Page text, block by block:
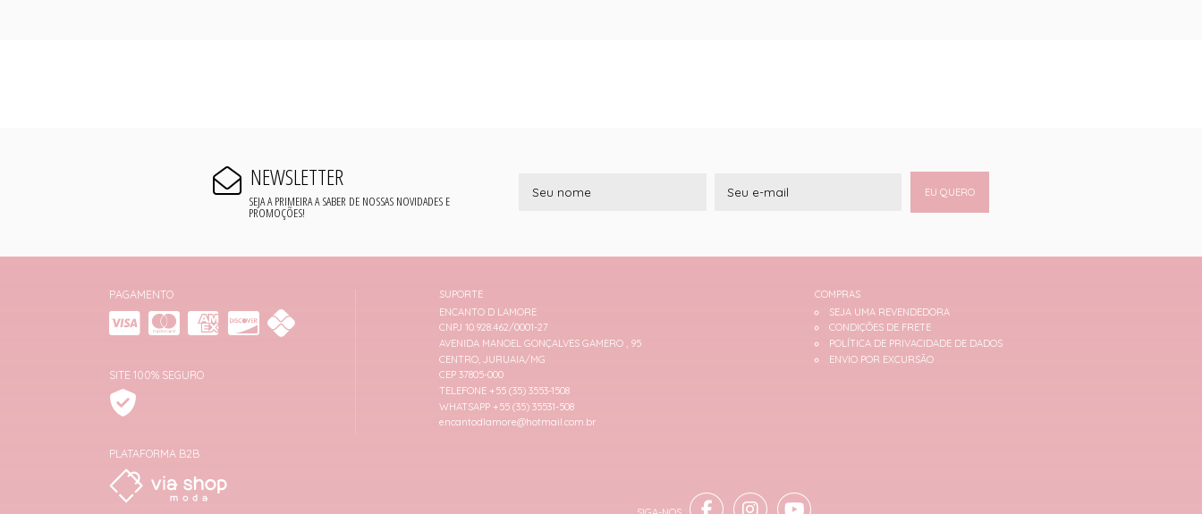
NEWSLETTER
SEJA A PRIMEIRA A SABER DE NOSSAS NOVIDADES E
PROMOÇÕES!
EU QUERO
PAGAMENTO
SITE 100% SEGURO
PLATAFORMA B2B
SUPORTE
ENCANTO D LAMORE
CNPJ 10.928.462/0001-27
AVENIDA MANOEL GONÇALVES GAMERO , 95
CENTRO, JURUAIA/MG
CEP 37805-000
TELEFONE +55 (35) 3553-1508
WHATSAPP +55 (35) 35531-508
encantodlamore@hotmail.com.br
COMPRAS
SEJA UMA REVENDEDORA
CONDIÇÕES DE FRETE
POLÍTICA DE PRIVACIDADE DE DADOS
ENVIO POR EXCURSÃO